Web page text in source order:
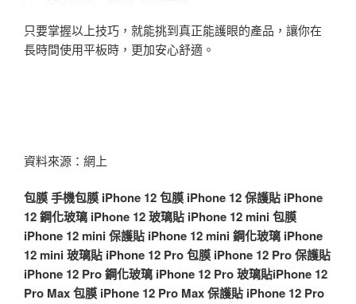
只要掌握以上技巧，就能挑到真正能護眼的產品，讓你在
長時間使用平板時，更加安心舒適。
資料來源：網上
包膜手機包膜 iPhone 12 包膜 iPhone 12 保護貼 iPhone
12 鋼化玻璃 iPhone 12 玻璃貼 iPhone 12 mini 包膜
iPhone 12 mini 保護貼 iPhone 12 mini 鋼化玻璃 iPhone
12 mini 玻璃貼 iPhone 12 Pro 包膜 iPhone 12 Pro 保護貼
iPhone 12 Pro 鋼化玻璃 iPhone 12 Pro 玻璃貼iPhone 12
Pro Max 包膜 iPhone 12 Pro Max 保護貼 iPhone 12 Pro